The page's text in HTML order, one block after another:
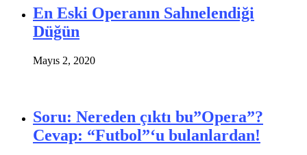
En Eski Operanın Sahnelendiği
Düğün
Mayıs 2, 2020
Soru: Nereden çıktı bu”Opera”?
Cevap: “Futbol”‘u bulanlardan!